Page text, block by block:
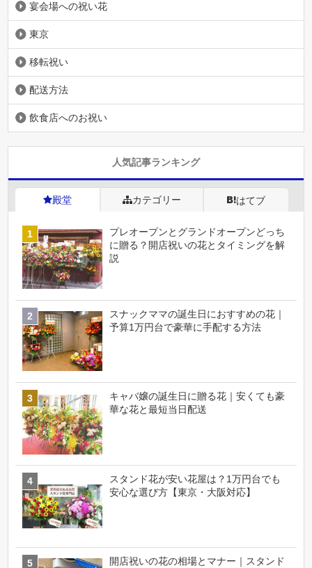
宴会場への祝い花
東京
移転祝い
配送方法
飲食店へのお祝い
人気記事ランキング
殿堂 カテゴリー はてブ
プレオープンとグランドオープンどっち
に贈る？開店祝いの花とタイミングを解
説
スナックママの誕生日におすすめの花｜
予算1万円台で豪華に手配する方法
キャバ嬢の誕生日に贈る花｜安くても豪
華な花と最短当日配送
スタンド花が安い花屋は？1万円台でも
安心な選び方【東京・大阪対応】
開店祝いの花の相場とマナー｜スタンド